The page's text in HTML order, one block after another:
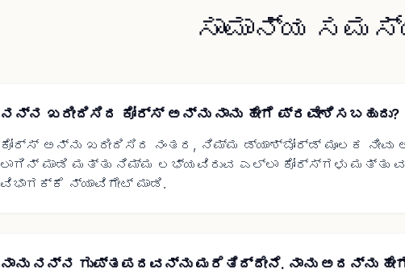
ಸಾಮಾನ್ಯ
ನನ್ನ ಖರೀದಿಸಿದ ಕೋರ್ಸ್ ಅನ್ನು ನಾನು ಹೇಗೆ ಪ್ರವೇಶಿಸಬಹುದು?
ಕೋರ್ಸ್ ಅನ್ನು ಖರೀದಿಸಿದ ನಂತರ, ನಿಮ್ಮ ಡ್ಯಾಶ್‌ಬೋರ್ಡ್ ಮೂಲಕ
ಲಾಗಿನ್ ಮಾಡಿ ಮತ್ತು ನಿಮ್ಮ ಲಭ್ಯವಿರುವ ಎಲ್ಲಾ ಕೋರ್ಸ್‌ಗಳು ಮತ್ತು
ವಿಭಾಗಕ್ಕೆ ನ್ಯಾವಿಗೇಟ್ ಮಾಡಿ.
ನಾನು ನನ್ನ ಗುಪ್ತಪದವನ್ನು ಮರೆತಿದ್ದೇನೆ. ನಾನು ಅದನ್ನು ಹೇಗೆ